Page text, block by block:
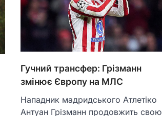
Гучний трансфер: Грізманн
змінює Європу на МЛС
Нападник мадридського Атлетіко
Антуан Грізманн продовжить свою